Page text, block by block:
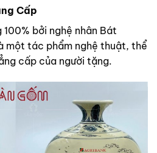
Cấp
bởi nghệ nhân Bát
một tác phẩm nghệ thuật, thể
cấp của người tặng.